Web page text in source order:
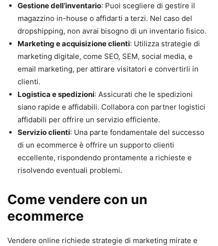
Gestione dell’inventario: Puoi scegliere di gestire il
magazzino in-house o affidarti a terzi. Nel caso del
dropshipping, non avrai bisogno di un inventario fisico.
Marketing e acquisizione clienti: Utilizza strategie di
marketing digitale, come SEO, SEM, social media, e
email marketing, per attirare visitatori e convertirli in
clienti.
Logistica e spedizioni: Assicurati che le spedizioni
siano rapide e affidabili. Collabora con partner logistici
affidabili per offrire un servizio efficiente.
Servizio clienti: Una parte fondamentale del successo
di un ecommerce è offrire un supporto clienti
eccellente, rispondendo prontamente a richieste e
risolvendo eventuali problemi.
Come vendere con un
ecommerce
Vendere online richiede strategie di marketing mirate e